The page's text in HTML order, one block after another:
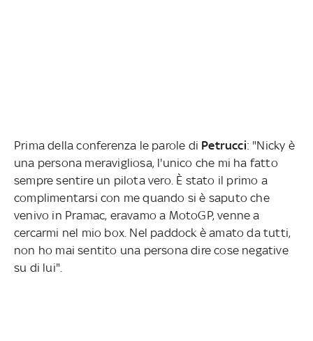
Prima della conferenza le parole di Petrucci: "Nicky è
una persona meravigliosa, l'unico che mi ha fatto
sempre sentire un pilota vero. È stato il primo a
complimentarsi con me quando si è saputo che
venivo in Pramac, eravamo a MotoGP, venne a
cercarmi nel mio box. Nel paddock è amato da tutti,
non ho mai sentito una persona dire cose negative
su di lui".